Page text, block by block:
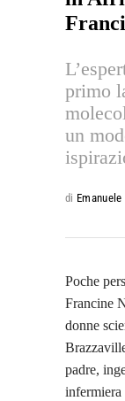
primo
un
di
Poche
Francine
donne
padre,
infermiera